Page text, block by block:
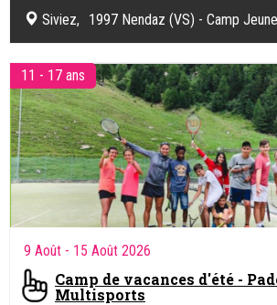
Siviez, 1997 Nendaz (VS) - Camp
Aventure (CJSA)
11 - 17 ans
9 Août - 15 Août 2026
Camp de vacances d'été -
Multisports